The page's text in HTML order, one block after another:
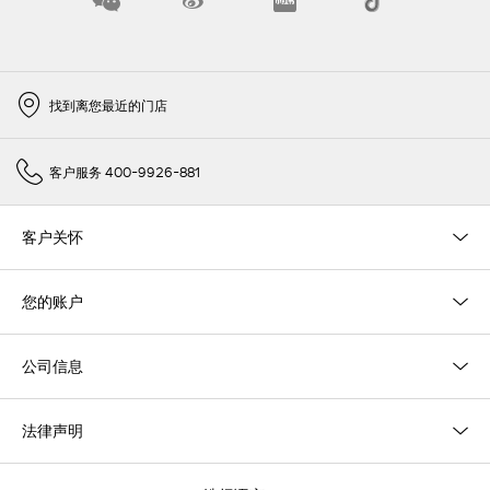
找到离您最近的门店
客户服务 400-9926-881
客户关怀
您的账户
公司信息
法律声明